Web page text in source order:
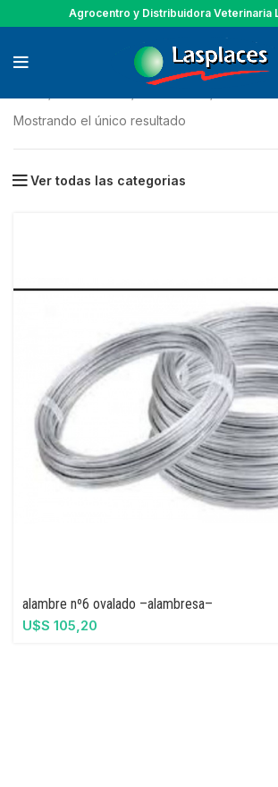
Agrocentro y Distribuidora Veterinaria
Mostrando el único resultado
Ver todas las categorias
alambre nº6 ovalado –alambresa–
U$S 105,20